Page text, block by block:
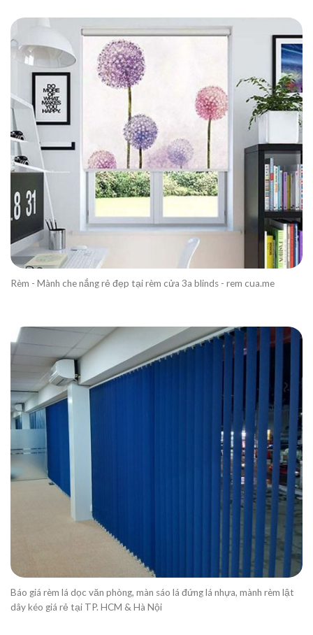
Rèm - Mành che nắng rẻ đẹp tại rèm cửa 3a blinds - rem cua.me
Báo giá rèm lá dọc văn phòng, màn sáo lá đứng lá nhựa, mành rèm lật
dây kéo giá rẻ tại TP. HCM & Hà Nội